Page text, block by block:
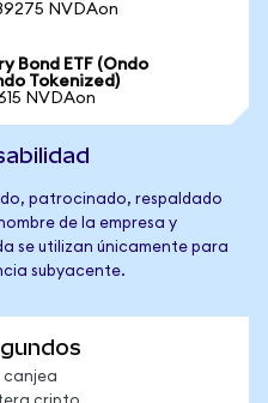
NVDAon
Bond ETF (Ondo
Tokenized)
NVDAon
patrocinado, respaldado
de la empresa y
se utilizan únicamente para
subyacente.
canjea